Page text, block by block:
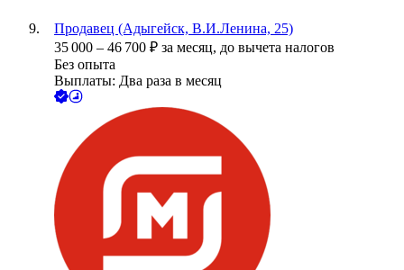
Продавец (Адыгейск, В.И.Ленина, 25)
35 000 – 46 700 ₽ за месяц, до вычета налогов
Без опыта
Выплаты: Два раза в месяц